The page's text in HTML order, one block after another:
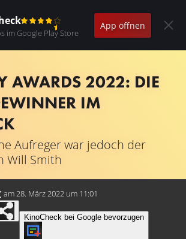
im Google Play Store
App öffnen
AWARDS 2022: DIE
IM
Aufreger war jedoch der
Will Smith
am28. März 2022 um 11:01
KinoCheck bei Google bevorzugen